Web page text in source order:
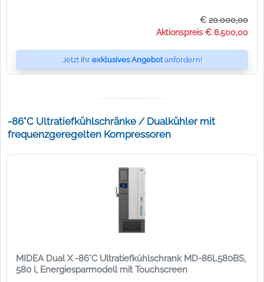
€ 20.000,00
Aktionspreis € 8.500,00
Jetzt Ihr exklusives Angebotanfordern!
-86°C Ultratiefkühlschränke / Dualkühler mit
frequenzgeregelten Kompressoren
MIDEA Dual X -86°C Ultratiefkühlschrank MD-86L580BS,
580 l, Energiesparmodell mit Touchscreen